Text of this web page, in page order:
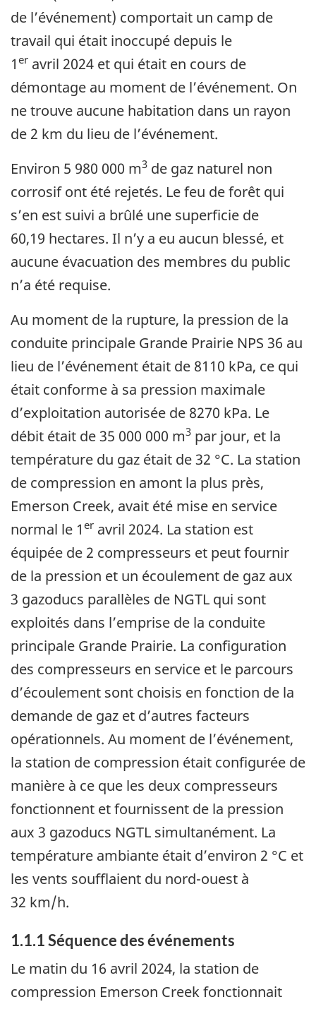
de l’événement) comportait un camp de
travail qui était inoccupé depuis le
1 er avril 2024 et qui était en cours de
démontage au moment de l’événement. On
ne trouve aucune habitation dans un rayon
de 2 km du lieu de l’événement.
Environ 5 980 000 m3 de gaz naturel non
corrosif ont été rejetés. Le feu de forêt qui
s’en est suivi a brûlé une superficie de
60,19 hectares. Il n’y a eu aucun blessé, et
aucune évacuation des membres du public
n’a été requise.
Au moment de la rupture, la pression de la
conduite principale Grande Prairie NPS 36 au
lieu de l’événement était de 8110 kPa, ce qui
était conforme à sa pression maximale
d’exploitation autorisée de 8270 kPa. Le
débit était de 35 000 000 m3 par jour, et la
température du gaz était de 32 °C. La station
de compression en amont la plus près,
Emerson Creek, avait été mise en service
normal le 1 er avril 2024. La station est
équipée de 2 compresseurs et peut fournir
de la pression et un écoulement de gaz aux
3 gazoducs parallèles de NGTL qui sont
exploités dans l’emprise de la conduite
principale Grande Prairie. La configuration
des compresseurs en service et le parcours
d’écoulement sont choisis en fonction de la
demande de gaz et d’autres facteurs
opérationnels. Au moment de l’événement,
la station de compression était configurée de
manière à ce que les deux compresseurs
fonctionnent et fournissent de la pression
aux 3 gazoducs NGTL simultanément. La
température ambiante était d’environ 2 °C et
les vents soufflaient du nord-ouest à
32 km/h.
1.1.1Séquence des événements
Le matin du 16 avril 2024, la station de
compression Emerson Creek fonctionnait